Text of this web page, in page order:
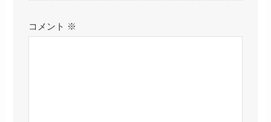
コメント ※